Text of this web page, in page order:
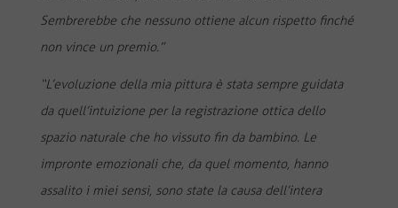
Sembrerebbe che nessuno ottiene alcun rispetto finché
non vince un premio.”
“L’evoluzione della mia pittura è stata sempre guidata
da quell’intuizione per la registrazione ottica dello
spazio naturale che ho vissuto fin da bambino. Le
impronte emozionali che, da quel momento, hanno
assalito i miei sensi, sono state la causa dell’intera